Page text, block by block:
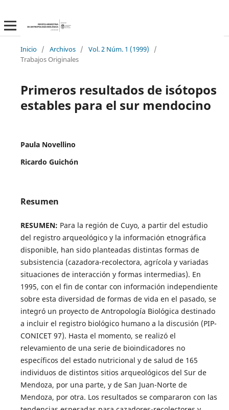
Inicio / Archivos / Vol. 2 Núm. 1 (1999)
/
Trabajos Originales
Primeros resultados de isótopos
estables para el sur mendocino
Paula Novellino
Ricardo Guichón
Resumen
RESUMEN: Para la región de Cuyo, a partir del estudio
del registro arqueológico y la información etnográfica
disponible, han sido planteadas distintas formas de
subsistencia (cazadora-recolectora, agrícola y variadas
situaciones de interacción y formas intermedias). En
1995, con el fin de contar con información independiente
sobre esta diversidad de formas de vida en el pasado, se
integró un proyecto de Antropología Biológica destinado
a incluir el registro biológico humano a la discusión (PIP-
CONICET 97). Hasta el momento, se realizó el
relevamiento de una serie de bioindicadores no
específicos del estado nutricional y de salud de 165
individuos de distintos sitios arqueológicos del Sur de
Mendoza, por una parte, y de San Juan-Norte de
Mendoza, por otra. Los resultados se compararon con las